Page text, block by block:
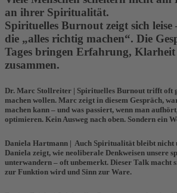
an ihrer Spiritualität.
Spirituelles Burnout zeigt sich leise
die „alles richtig machen“. Die
Tages bringen Erfahrung,
zusammen.
Dr. Marc Stollreiter | Spirituelles Burnout trifft oft
machen wollen. Marc zeigt in diesem Gespräch,
machen kann – und was passiert, wenn man
optimieren. Kein Ausweg nach oben. Sondern ein
Daniela Hartmann | Auch Spiritualität bleibt nicht
Daniela zeigt, wie neoliberale Denkweisen unsere
unterwandern – oft unbemerkt. Dieser Talk macht
zur Funktion wird und Sinn zur Ware.